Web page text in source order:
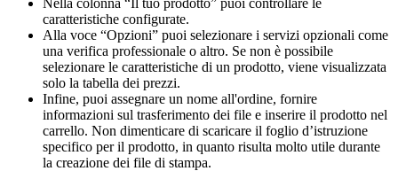
caratteristiche configurate.
Alla voce “Opzioni” puoi selezionare i servizi opzionali come
una verifica professionale o altro. Se non è possibile
selezionare le caratteristiche di un prodotto, viene visualizzata
solo la tabella dei prezzi.
Infine, puoi assegnare un nome all'ordine, fornire
informazioni sul trasferimento dei file e inserire il prodotto nel
carrello. Non dimenticare di scaricare il foglio d’istruzione
specifico per il prodotto, in quanto risulta molto utile durante
la creazione dei file di stampa.